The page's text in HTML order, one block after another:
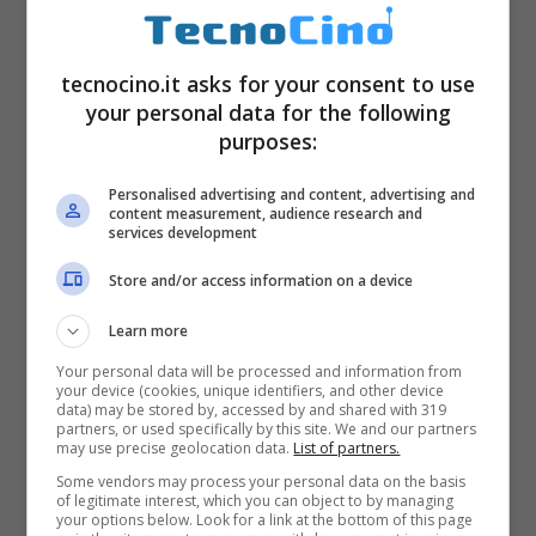
phablet con display con diagonale da 5,5″
HD IPS (1280 x 720 pixel) con processore
MSM8909 Quad-core 1.1 GHz con 1.5GB e
16GB memoria espandibile via microSD di
ulteriori 32GB, monta una fotocamera da 5
megapixel sul fronte e 8 megapixel sul retro,
moduli Wi-Fi 802.11 b/g/n, Wi-Fi Direct, Micro
USB 2.0, Bluetooth 4.0, connessione LTE 4G
tecnocino.it asks for your consent to use
your personal data for the following
purposes:
Personalised advertising and content, advertising and
content measurement, audience research and
services development
Store and/or access information on a device
Learn more
Your personal data will be processed and information from
your device (cookies, unique identifiers, and other device
data) may be stored by, accessed by and shared with 319
partners, or used specifically by this site. We and our partners
may use precise geolocation data. List of partners.
Some vendors may process your personal data on the basis
of legitimate interest, which you can object to by managing
your options below. Look for a link at the bottom of this page